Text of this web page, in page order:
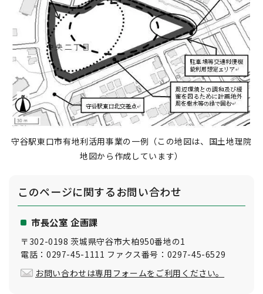
守谷駅東口市有地利活用事業の一例（この地図は、国土地理院
地図から作成しています）
このページに関するお問い合わせ
市長公室 企画課
〒302-0198 茨城県守谷市大柏950番地の1
電話：0297-45-1111 ファクス番号：0297-45-6529
お問い合わせは専用フォームをご利用ください。